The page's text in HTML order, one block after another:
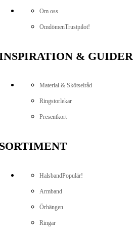
Om oss
OmdömenTrustpilot!
& GUIDER
Material & Skötselråd
Ringstorlekar
Presentkort
HalsbandPopulär!
Armband
Örhängen
Ringar